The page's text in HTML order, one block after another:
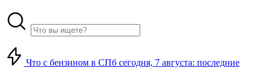
Что с бензином в СПб сегодня, 7 августа: последние